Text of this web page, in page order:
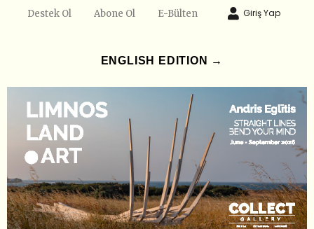
Destek Ol Abone Ol E-Bülten Giriş Yap
ENGLISH EDITION →